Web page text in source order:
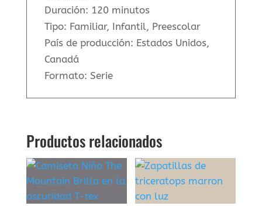
Duración: 120 minutos
Tipo: Familiar, Infantil, Preescolar
País de producción: Estados Unidos,
Canadá
Formato: Serie
Productos relacionados